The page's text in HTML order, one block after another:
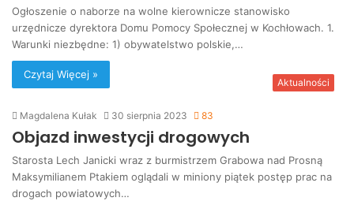
Ogłoszenie o naborze na wolne kierownicze stanowisko
urzędnicze dyrektora Domu Pomocy Społecznej w Kochłowach. 1.
Warunki niezbędne: 1) obywatelstwo polskie,…
Czytaj Więcej »
Aktualności
Magdalena Kułak 30 sierpnia 2023 83
Objazd inwestycji drogowych
Starosta Lech Janicki wraz z burmistrzem Grabowa nad Prosną
Maksymilianem Ptakiem oglądali w miniony piątek postęp prac na
drogach powiatowych…